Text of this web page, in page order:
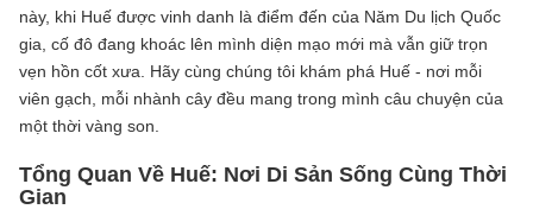
này, khi Huế được vinh danh là điểm đến của Năm Du lịch Quốc
gia, cố đô đang khoác lên mình diện mạo mới mà vẫn giữ trọn
vẹn hồn cốt xưa. Hãy cùng chúng tôi khám phá Huế - nơi mỗi
viên gạch, mỗi nhành cây đều mang trong mình câu chuyện của
một thời vàng son.
Tổng Quan Về Huế: Nơi Di Sản Sống Cùng Thời
Gian